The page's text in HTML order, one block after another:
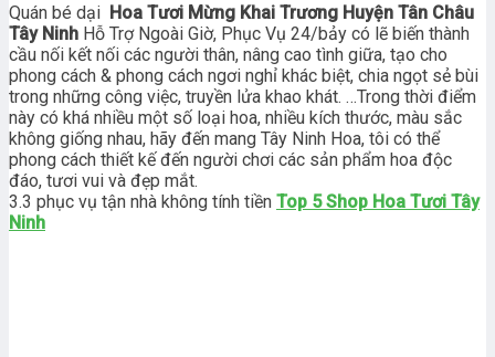
Quán bé dại Hoa Tươi Mừng Khai Trương Huyện Tân Châu
Tây Ninh Hỗ Trợ Ngoài Giờ, Phục Vụ 24/bảy có lẽ biến thành
cầu nối kết nối các người thân, nâng cao tình giữa, tạo cho
phong cách & phong cách ngơi nghỉ khác biệt, chia ngọt sẻ bùi
trong những công việc, truyền lửa khao khát. …Trong thời điểm
này có khá nhiều một số loại hoa, nhiều kích thước, màu sắc
không giống nhau, hãy đến mang Tây Ninh Hoa, tôi có thể
phong cách thiết kế đến người chơi các sản phẩm hoa độc
đáo, tươi vui và đẹp mắt.
3.3 phục vụ tận nhà không tính tiền Top 5 Shop Hoa Tươi Tây
Ninh